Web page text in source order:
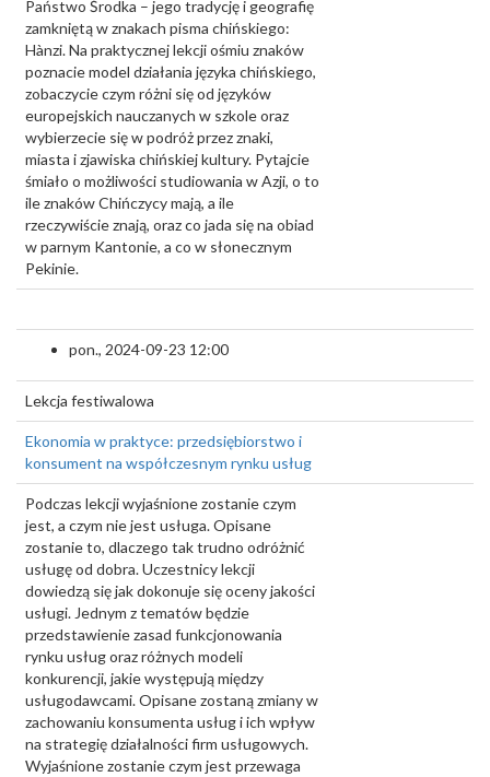
Państwo Środka – jego tradycję i geografię
zamkniętą w znakach pisma chińskiego:
Hànzi. Na praktycznej lekcji ośmiu znaków
poznacie model działania języka chińskiego,
zobaczycie czym różni się od języków
europejskich nauczanych w szkole oraz
wybierzecie się w podróż przez znaki,
miasta i zjawiska chińskiej kultury. Pytajcie
śmiało o możliwości studiowania w Azji, o to
ile znaków Chińczycy mają, a ile
rzeczywiście znają, oraz co jada się na obiad
w parnym Kantonie, a co w słonecznym
Pekinie.
pon., 2024-09-23 12:00
Lekcja festiwalowa
Ekonomia w praktyce: przedsiębiorstwo i
konsument na współczesnym rynku usług
Podczas lekcji wyjaśnione zostanie czym
jest, a czym nie jest usługa. Opisane
zostanie to, dlaczego tak trudno odróżnić
usługę od dobra. Uczestnicy lekcji
dowiedzą się jak dokonuje się oceny jakości
usługi. Jednym z tematów będzie
przedstawienie zasad funkcjonowania
rynku usług oraz różnych modeli
konkurencji, jakie występują między
usługodawcami. Opisane zostaną zmiany w
zachowaniu konsumenta usług i ich wpływ
na strategię działalności firm usługowych.
Wyjaśnione zostanie czym jest przewaga